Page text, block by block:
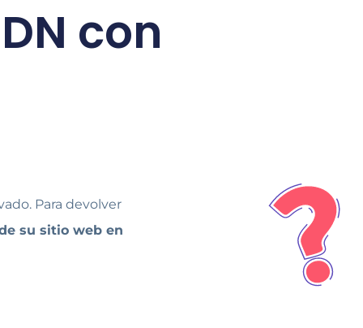
con
Para devolver
su sitio web en